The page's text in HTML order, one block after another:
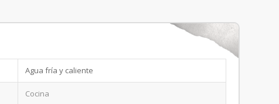
Agua fría y caliente
Cocina